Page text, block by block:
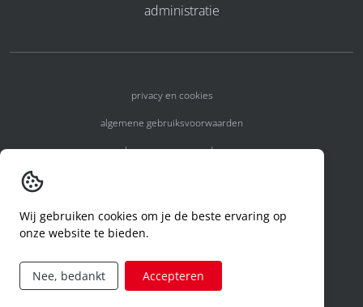
administratie
privacy en cookies
algemene gebruiksvoorwaarden
algemene voorwaarden
code of conduct
aanvraag rechten ivm privacy
Wij gebruiken cookies om je de beste ervaring op
onze website te bieden.
Nee, bedankt Accepteren